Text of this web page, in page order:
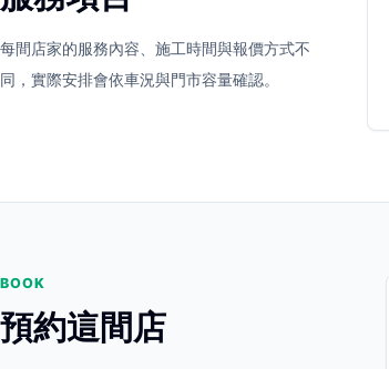
立即預約 開啟地圖 其他店家
每間店家的服務內容、施工時間與報價方式不
同，實際安排會依車況與門市容量確認。
BOOK
預約這間店